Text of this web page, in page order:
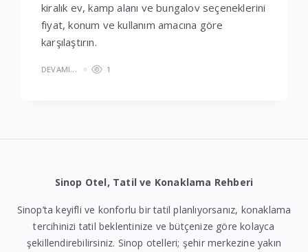
kiralık ev, kamp alanı ve bungalov seçeneklerini
fiyat, konum ve kullanım amacına göre
karşılaştırın.
DEVAMI... 1
Sinop Otel, Tatil ve Konaklama Rehberi
Sinop’ta keyifli ve konforlu bir tatil planlıyorsanız, konaklama
tercihinizi tatil beklentinize ve bütçenize göre kolayca
şekillendirebilirsiniz. Sinop otelleri; şehir merkezine yakın